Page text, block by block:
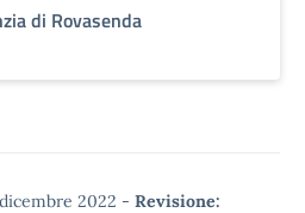
di Rovasenda
2022 - Revisione: